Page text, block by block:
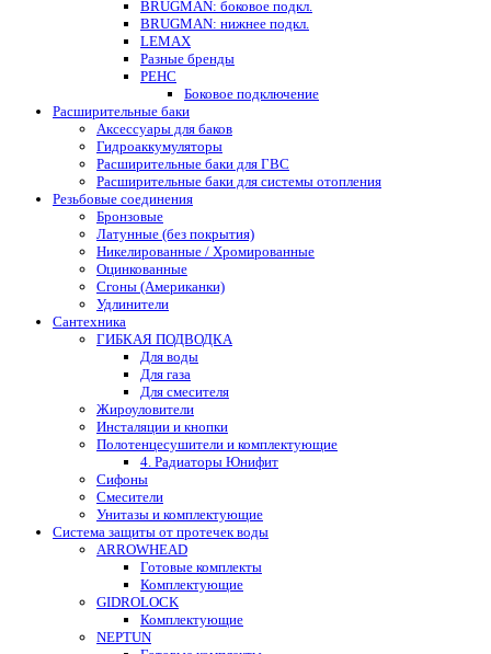
BRUGMAN: боковое подкл.
BRUGMAN: нижнее подкл.
LEMAX
Разные бренды
РЕНС
Боковое подключение
Расширительные баки
Аксессуары для баков
Гидроаккумуляторы
Расширительные баки для ГВС
Расширительные баки для системы отопления
Резьбовые соединения
Бронзовые
Латунные (без покрытия)
Никелированные / Хромированные
Оцинкованные
Сгоны (Американки)
Удлинители
Сантехника
ГИБКАЯ ПОДВОДКА
Для воды
Для газа
Для смесителя
Жироуловители
Инсталяции и кнопки
Полотенцесушители и комплектующие
4. Радиаторы Юнифит
Сифоны
Смесители
Унитазы и комплектующие
Система защиты от протечек воды
ARROWHEAD
Готовые комплекты
Комплектующие
GIDROLOCK
Комплектующие
NEPTUN